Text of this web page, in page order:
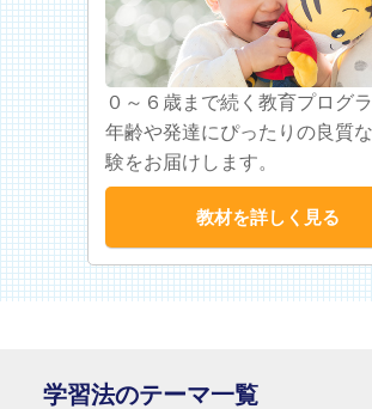
０～６歳まで続く教育プログラ
年齢や発達にぴったりの良質
験をお届けします。
教材を詳しく見る
学習法のテーマ一覧